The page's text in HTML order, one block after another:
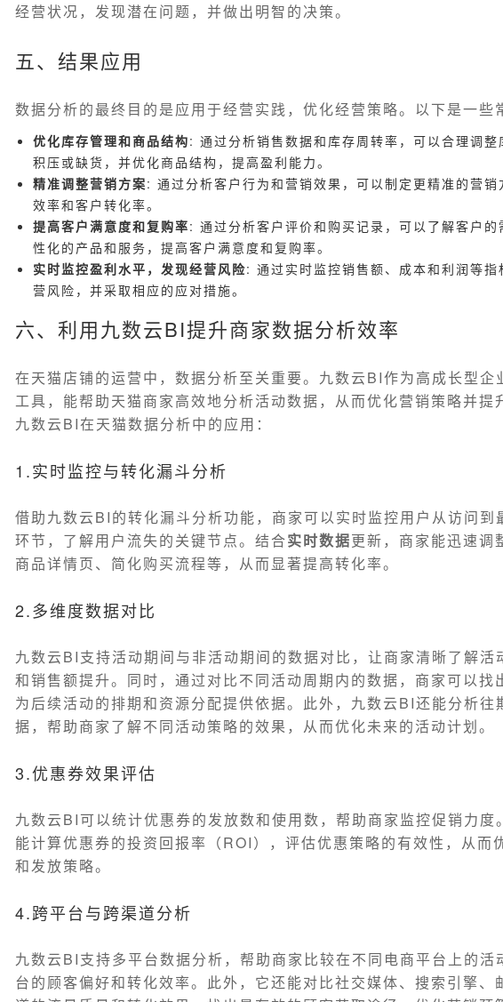
经营状况，发现潜在问题，并做出明智的决策。
五、结果应用
数据分析的最终目的是应用于经营实践，优化经营策略。以下是一些
优化库存管理和商品结构: 通过分析销售数据和库存周转率，可以合理调整
积压或缺货，并优化商品结构，提高盈利能力。
精准调整营销方案: 通过分析客户行为和营销效果，可以制定更精准的营销
效率和客户转化率。
提高客户满意度和复购率: 通过分析客户评价和购买记录，可以了解客户的
性化的产品和服务，提高客户满意度和复购率。
实时监控盈利水平，发现经营风险: 通过实时监控销售额、成本和利润等指
营风险，并采取相应的应对措施。
六、利用九数云BI提升商家数据分析效率
在天猫店铺的运营中，数据分析至关重要。九数云BI作为高成长型
工具，能帮助天猫商家高效地分析活动数据，从而优化营销策略并提
九数云BI在天猫数据分析中的应用：
1.实时监控与转化漏斗分析
借助九数云BI的转化漏斗分析功能，商家可以实时监控用户从访问到
环节，了解用户流失的关键节点。结合实时数据更新，商家能迅速调
商品详情页、简化购买流程等，从而显著提高转化率。
2.多维度数据对比
九数云BI支持活动期间与非活动期间的数据对比，让商家清晰了解活
和销售额提升。同时，通过对比不同活动周期内的数据，商家可以找
为后续活动的排期和资源分配提供依据。此外，九数云BI还能分析往
据，帮助商家了解不同活动策略的效果，从而优化未来的活动计划。
3.优惠券效果评估
九数云BI可以统计优惠券的发放数和使用数，帮助商家监控促销力度
能计算优惠券的投资回报率（ROI），评估优惠策略的有效性，从而
和发放策略。
4.跨平台与跨渠道分析
九数云BI支持多平台数据分析，帮助商家比较在不同电商平台上的活
台的顾客偏好和转化效率。此外，它还能对比社交媒体、搜索引擎、